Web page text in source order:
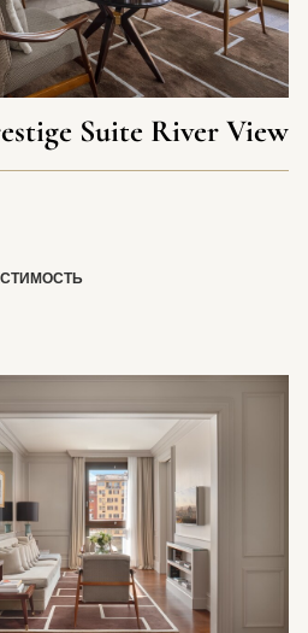
Suite River View